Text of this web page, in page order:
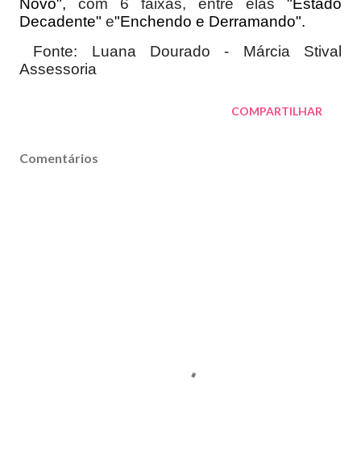
Novo", com 6 faixas, entre elas "Estado
Decadente" e"Enchendo e Derramando".
Fonte: Luana Dourado - Márcia Stival
Assessoria
COMPARTILHAR
Comentários